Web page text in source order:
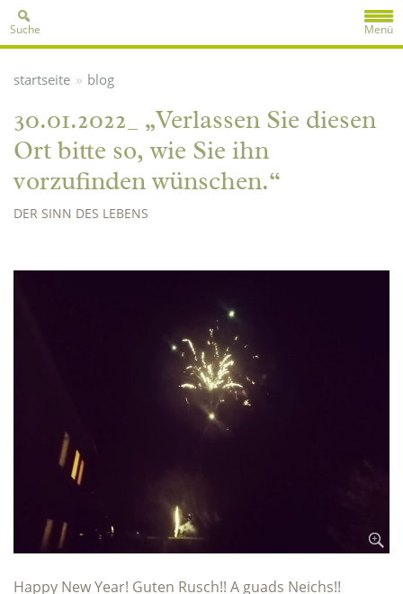
Menü
Suche
startseite » blog
30.01.2022_ „Verlassen Sie diesen
Ort bitte so, wie Sie ihn
vorzufinden wünschen.“
DER SINN DES LEBENS
Happy New Year! Guten Rusch!! A guads Neichs!!